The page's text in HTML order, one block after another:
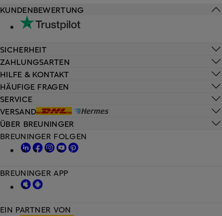
HILFE & KONTAKT
HÄUFIGE FRAGEN
SERVICE
VERSAND
KUNDENBEWERTUNG
SICHERHEIT
ZAHLUNGSARTEN
ÜBER BREUNINGER
EIN PARTNER VON
BREUNINGER FOLGEN
BREUNINGER APP